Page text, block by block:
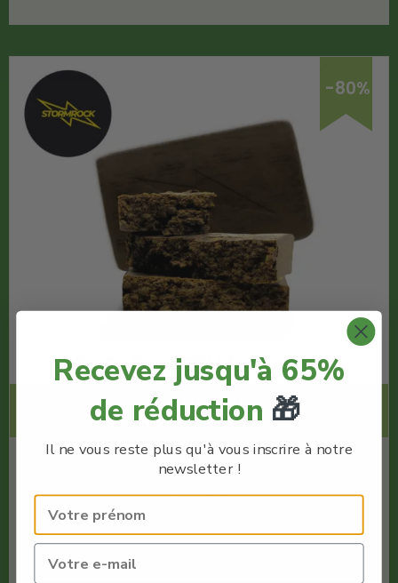
-80%
Pollen OG Brown CBD 57% – Stormrock
Code Promo -80% :
LACREMEDUCBD
€10.00
€2.00
Stormrock
Quantité : 1
Recevez jusqu'à 65%
de réduction 🎁
Il ne vous reste plus qu'à vous inscrire à notre
newsletter !